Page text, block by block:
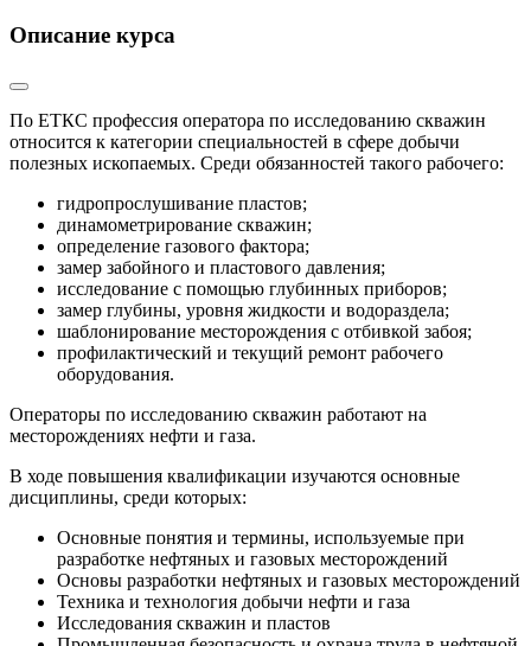
Описание курса
По ЕТКС профессия оператора по исследованию скважин
относится к категории специальностей в сфере добычи
полезных ископаемых. Среди обязанностей такого рабочего:
гидропрослушивание пластов;
динамометрирование скважин;
определение газового фактора;
замер забойного и пластового давления;
исследование с помощью глубинных приборов;
замер глубины, уровня жидкости и водораздела;
шаблонирование месторождения с отбивкой забоя;
профилактический и текущий ремонт рабочего
оборудования.
Операторы по исследованию скважин работают на
месторождениях нефти и газа.
В ходе повышения квалификации изучаются основные
дисциплины, среди которых:
Основные понятия и термины, используемые при
разработке нефтяных и газовых месторождений
Основы разработки нефтяных и газовых месторождений
Техника и технология добычи нефти и газа
Исследования скважин и пластов